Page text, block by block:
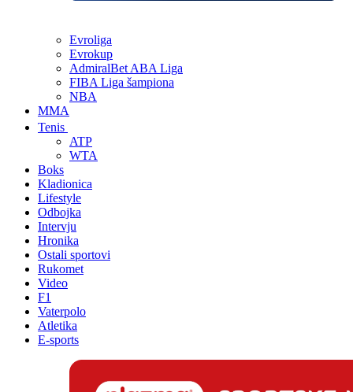
Evroliga
Evrokup
AdmiralBet ABA Liga
FIBA Liga šampiona
NBA
MMA
Tenis
ATP
WTA
Boks
Kladionica
Lifestyle
Odbojka
Intervju
Hronika
Ostali sportovi
Rukomet
Video
F1
Vaterpolo
Atletika
E-sports